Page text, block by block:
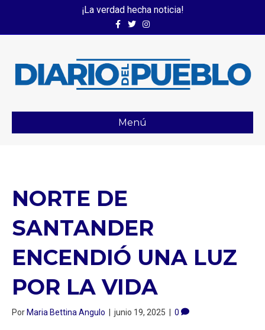
¡La verdad hecha noticia!
FacebookTwitterInstagram
Menú
NORTE DE
SANTANDER
ENCENDIÓ UNA LUZ
POR LA VIDA
PorMaria Bettina Angulo | junio 19, 2025 | 0